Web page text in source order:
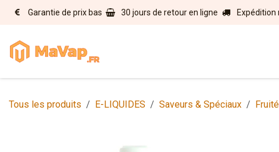
Se rendre au contenu
Garantie de prix bas 30 jours de retour en ligne Expédition
Tous les produits E-LIQUIDES Saveurs & Spéciaux